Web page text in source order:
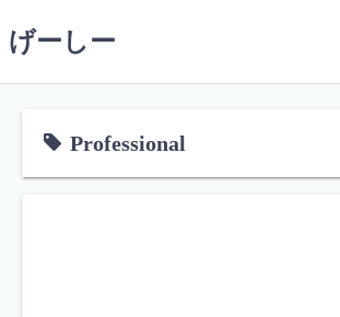
ン
ン
げーしー
Professional